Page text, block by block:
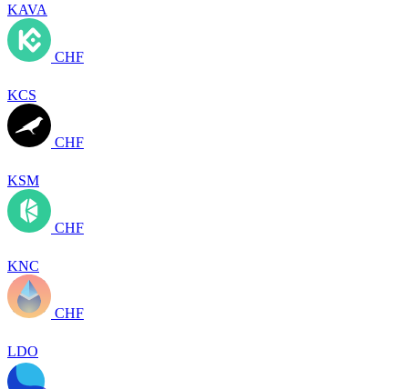
KAVA
CHF
KCS
CHF
KSM
CHF
KNC
CHF
LDO